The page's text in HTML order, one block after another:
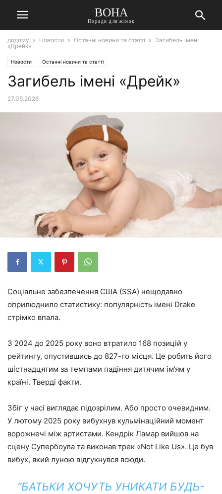
ВОНА
Поради для жінок
додому Новости Останні новини та статті
Загибель імені
«Дрейк»
Новости Останні новини та статті
Загибель імені «Дрейк»
27.05.2026
Соціальне забезпечення США (SSA) нещодавно
оприлюднило статистику: популярність імені Drake
стрімко впала.
З 2024 до 2025 року воно втратило 168 позицій у
рейтингу, опустившись до 827-го місця. Це робить його
шістнадцятим за темпами падіння дитячим ім’ям у
країні. Тверді факти.
Збіг у часі виглядає підозрілим. Або просто очевидним.
У лютому 2025 року вибухнув кульмінаційний момент
ворожнечі між артистами. Кендрік Ламар вийшов на
сцену Супербоула та виконав трек «Not Like Us». Це був
вибух, який луною відгукнувся всюди.
“БАТЬКИ ХОЧУТЬ УНИКАТИ БУДЬ-